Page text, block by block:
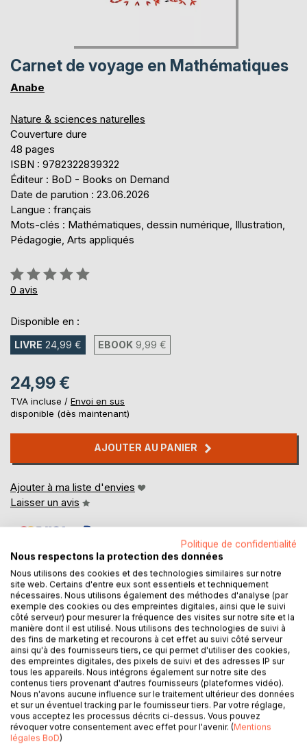
Carnet de voyage en Mathématiques
Anabe
Nature & sciences naturelles
Couverture dure
48 pages
ISBN : 9782322839322
Éditeur : BoD - Books on Demand
Date de parution : 23.06.2026
Langue : français
Mots-clés : Mathématiques, dessin numérique, Illustration,
Pédagogie, Arts appliqués
Évaluation:
0%
0 avis
Disponible en :
LIVRE 24,99 € EBOOK 9,99 €
24,99 €
TVA incluse / Envoi en sus
disponible (dès maintenant)
AJOUTER AU PANIER
Ajouter à ma liste d'envies
Laisser un avis
DESCRIPTION
Quelques notions mathématiques illustrées par des dessins
numériques, bricolages et amusements.
AUTEUR(S)
CRITIQUES PRESSE
Politique de confidentialité
Nous respectons la protection des données
Nous utilisons des cookies et des technologies similaires sur notre
site web. Certains d'entre eux sont essentiels et techniquement
nécessaires. Nous utilisons également des méthodes d'analyse (par
exemple des cookies ou des empreintes digitales, ainsi que le suivi
côté serveur) pour mesurer la fréquence des visites sur notre site et la
manière dont il est utilisé. Nous utilisons des technologies de suivi à
des fins de marketing et recourons à cet effet au suivi côté serveur
ainsi qu'à des fournisseurs tiers, ce qui permet d'utiliser des cookies,
des empreintes digitales, des pixels de suivi et des adresses IP sur
tous les appareils. Nous intégrons également sur notre site des
contenus tiers provenant d'autres fournisseurs (plateformes vidéo).
Nous n'avons aucune influence sur le traitement ultérieur des données
et sur un éventuel tracking par le fournisseur tiers. Par votre réglage,
vous acceptez les processus décrits ci-dessus. Vous pouvez
révoquer votre consentement avec effet pour l'avenir. (Mentions
légales BoD)